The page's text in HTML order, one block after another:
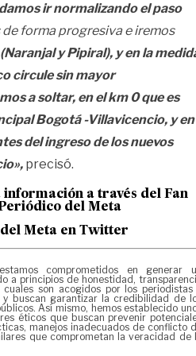
ir normalizando el paso
de forma progresiva e iremos
(Naranjal y Pipiral), y en la
circule sin mayor
a soltar, en el km 0 que es
Bogotá -Villavicencio, y en
del ingreso de los nuevos
precisó.
a través del Fan
del Meta
Meta en Twitter
comprometidos en generar
a principios de honestidad,
son acogidos por los periodistas
buscan garantizar la credibilidad de
Así mismo, hemos establecido
éticos que buscan prevenir
manejos inadecuados de conflicto
que comprometan la veracidad de